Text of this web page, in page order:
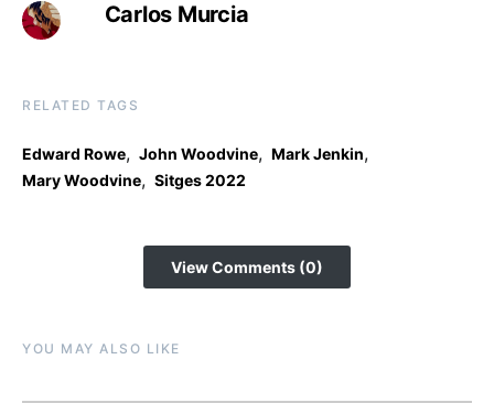
Carlos Murcia
RELATED TAGS
Edward Rowe, John Woodvine, Mark Jenkin,
Mary Woodvine, Sitges 2022
View Comments (0)
YOU MAY ALSO LIKE